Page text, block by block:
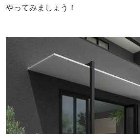
やってみましょう！